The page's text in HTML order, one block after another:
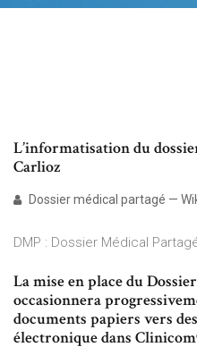
L’informatisation du
Carlioz
Dossier médical partagé —
DMP : Dossier Médical
La mise en place du
occasionnera
documents papiers vers
électronique dans